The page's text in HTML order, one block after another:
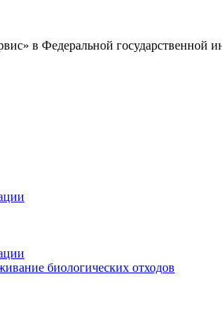
в Федеральной
биологических отходов